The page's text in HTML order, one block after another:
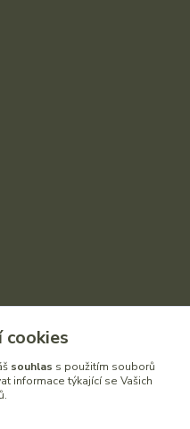
cookies
souhlas s použitím souborů
informace týkající se Vašich